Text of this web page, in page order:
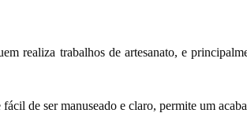
realiza trabalhos de artesanato, e
de ser manuseado e claro, permite um